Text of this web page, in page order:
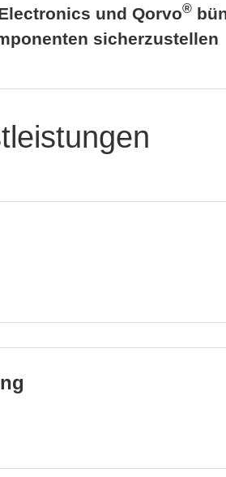
und Qorvo®
sicherzustellen